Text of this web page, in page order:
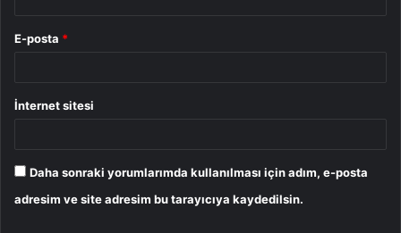
E-posta *
İnternet sitesi
Daha sonraki yorumlarımda kullanılması için adım, e-posta
adresim ve site adresim bu tarayıcıya kaydedilsin.